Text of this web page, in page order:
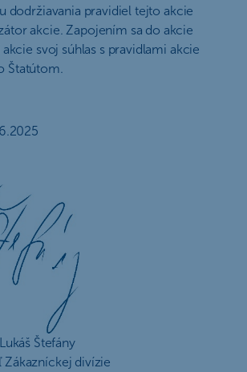
dodržiavania pravidiel tejto akcie
akcie. Zapojením sa do akcie
svoj súhlas s pravidlami akcie
Štatútom.
Lukáš Štefány
Zákazníckej divízie